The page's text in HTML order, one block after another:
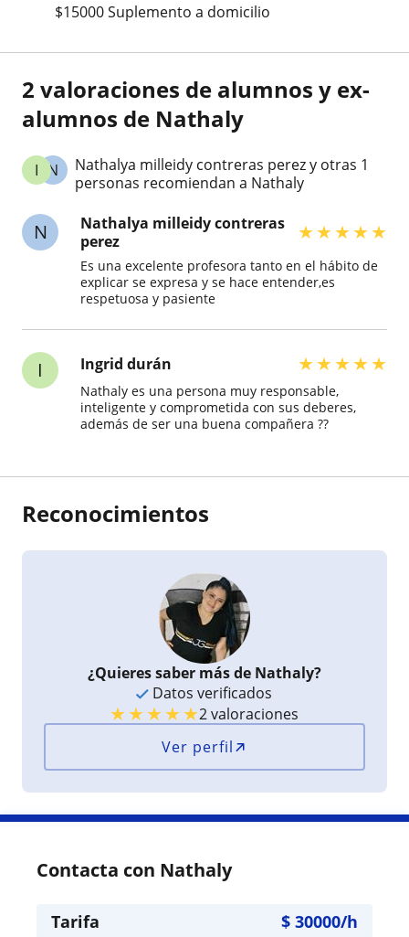
$15000 Suplemento a domicilio
2 valoraciones de alumnos y ex-
alumnos de Nathaly
N
I
Nathalya milleidy contreras perez y otras 1
personas recomiendan a Nathaly
N
Nathalya milleidy contreras
perez
★★★★★
Es una excelente profesora tanto en el hábito de
explicar se expresa y se hace entender,es
respetuosa y pasiente
I Ingrid durán ★★★★★
Nathaly es una persona muy responsable,
inteligente y comprometida con sus deberes,
además de ser una buena compañera ??
Reconocimientos
¿Quieres saber más de Nathaly?
Datos verificados
★★★★★2 valoraciones
Ver perfil
Contacta con Nathaly
Tarifa $ 30000/h